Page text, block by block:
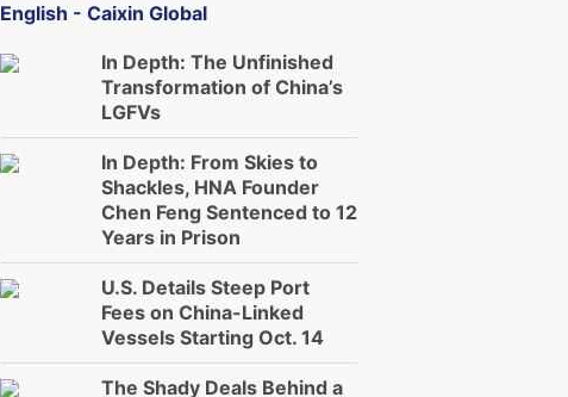
English - Caixin Global
In Depth: The Unfinished
Transformation of China’s
LGFVs
In Depth: From Skies to
Shackles, HNA Founder
Chen Feng Sentenced to 12
Years in Prison
U.S. Details Steep Port
Fees on China-Linked
Vessels Starting Oct. 14
The Shady Deals Behind a